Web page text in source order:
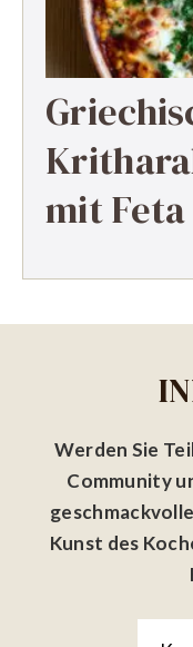
mit Feta
Werden Sie
Community
Kunst des